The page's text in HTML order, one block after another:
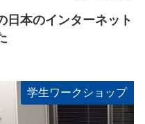
日本のインターネット
学生ワークショップ